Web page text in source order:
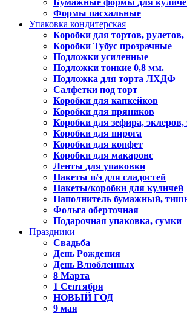
Бумажные формы для
Формы пасхальные
Упаковка кондитерская
Коробки для тортов, рулетов,
Коробки Тубус прозрачные
Подложки усиленные
Подложки тонкие 0,8 мм.
Подложка для торта ЛХДФ
Салфетки под торт
Коробки для капкейков
Коробки для пряников
Коробки для зефира, эклеров,
Коробки для пирога
Коробки для конфет
Коробки для макаронс
Ленты для упаковки
Пакеты п/э для сладостей
Пакеты/коробки для куличей
Наполнитель бумажный,
Фольга оберточная
Подарочная упаковка, сумки
Праздники
Свадьба
День Рождения
День Влюбленных
8 Марта
1 Сентября
НОВЫЙ ГОД
9 мая